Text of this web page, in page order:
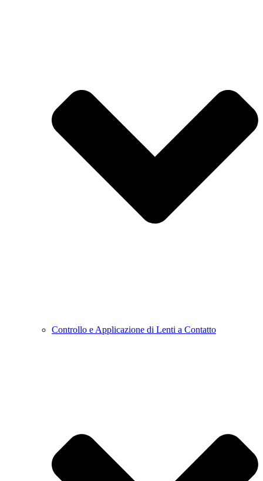
Controllo e Applicazione di Lenti a Contatto